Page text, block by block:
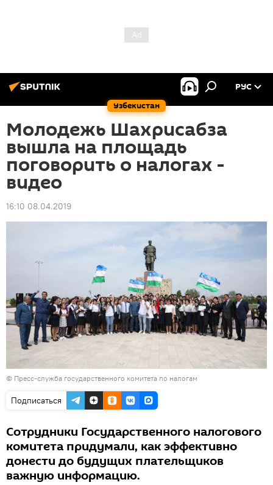
Узбекистан
РУС
Молодежь Шахрисабза
вышла на площадь
поговорить о налогах -
видео
16:10 08.04.2019
© Пресс-служба государственного комитета по налогам
Подписаться
Сотрудники Государственного налогового
комитета придумали, как эффективно
донести до будущих плательщиков
важную информацию.